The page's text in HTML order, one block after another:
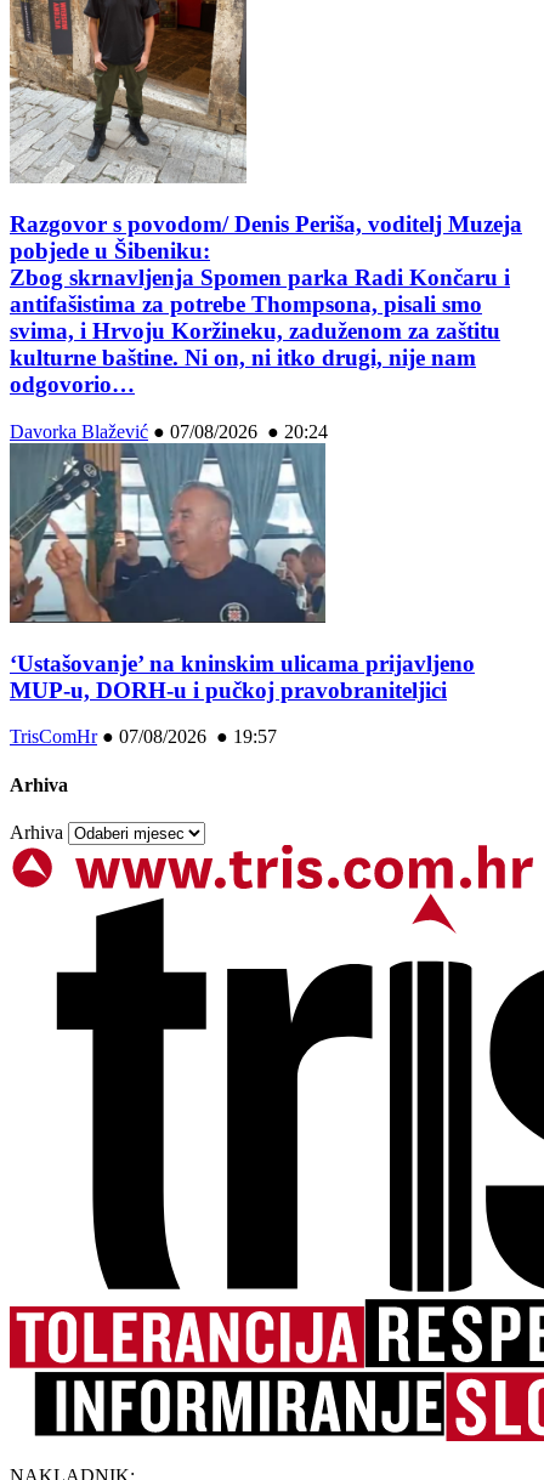
Razgovor s povodom/ Denis Periša, voditelj Muzeja
pobjede u Šibeniku:
Zbog skrnavljenja Spomen parka Radi Končaru i
antifašistima za potrebe Thompsona, pisali smo
svima, i Hrvoju Koržineku, zaduženom za zaštitu
kulturne baštine. Ni on, ni itko drugi, nije nam
odgovorio…
Davorka Blažević ● 07/08/2026 ● 20:24
‘Ustašovanje’ na kninskim ulicama prijavljeno
MUP-u, DORH-u i pučkoj pravobraniteljici
TrisComHr● 07/08/2026 ● 19:57
Arhiva
Arhiva
NAKLADNIK: